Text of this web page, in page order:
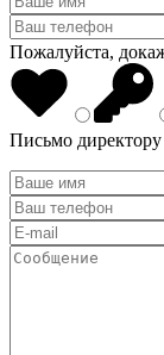
Пожалуйста,
Письмо директору